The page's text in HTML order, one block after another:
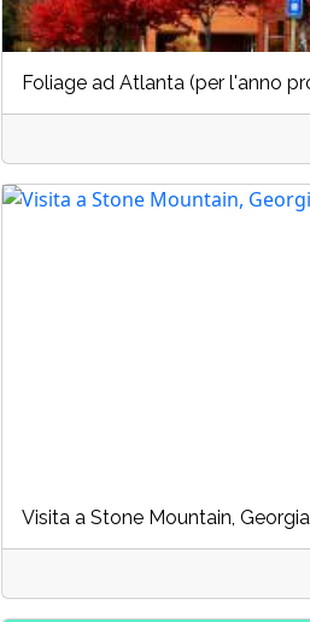
Foliage ad Atlanta (per l'anno
Visita a Stone Mountain, Georgia